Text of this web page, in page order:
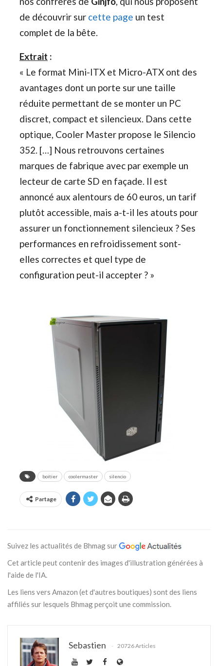
de découvrir sur cette page un test
complet de la bête.
Extrait :
« Le format Mini-ITX et Micro-ATX ont des
avantages dont un porte sur une taille
réduite permettant de se monter un PC
discret, compact et silencieux. Dans cette
optique, Cooler Master propose le Silencio
352. […] Nous retrouvons certaines
marques de fabrique avec par exemple un
lecteur de carte SD en façade. Il est
annoncé aux alentours de 60 euros, un tarif
plutôt accessible, mais a-t-il les atouts pour
assurer un fonctionnement silencieux ? Ses
performances en refroidissement sont-
elles correctes et quel type de
configuration peut-il accepter ? »
boitier coolermaster silencio
Partage
Suivez les actualités de Bhmag sur
Cet article peut contenir des images d'illustration générées à
l'aide de l'IA.
Les liens vers Amazon (et d'autres boutiques) sont des liens
affiliés sur lesquels Bhmag perçoit une commission.
Sebastien 20726 Articles